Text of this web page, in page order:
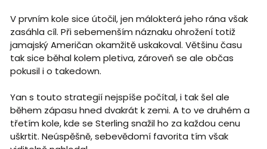
V prvním kole sice útočil, jen málokterá jeho rána však
zasáhla cíl. Při sebemenším náznaku ohrožení totiž
jamajský Američan okamžitě uskakoval. Většinu času
tak sice běhal kolem pletiva, zároveň se ale občas
pokusil i o takedown.
Yan s touto strategií nejspíše počítal, i tak šel ale
během zápasu hned dvakrát k zemi. A to ve druhém a
třetím kole, kde se Sterling snažil ho za každou cenu
uškrtit. Neúspěšně, sebevědomí favorita tím však